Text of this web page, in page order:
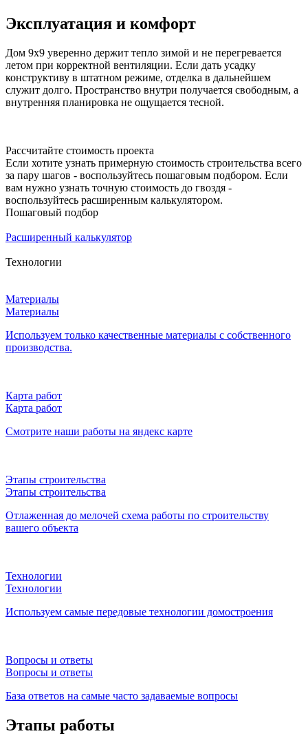
Эксплуатация и комфорт
Дом 9х9 уверенно держит тепло зимой и не перегревается
летом при корректной вентиляции. Если дать усадку
конструктиву в штатном режиме, отделка в дальнейшем
служит долго. Пространство внутри получается свободным, а
внутренняя планировка не ощущается тесной.
Рассчитайте стоимость проекта
Если хотите узнать примерную стоимость строительства всего
за пару шагов - воспользуйтесь пошаговым подбором. Если
вам нужно узнать точную стоимость до гвоздя -
воспользуйтесь расширенным калькулятором.
Пошаговый подбор
Расширенный калькулятор
Технологии
Материалы
Материалы
Используем только качественные материалы с собственного
производства.
Карта работ
Карта работ
Смотрите наши работы на яндекс карте
Этапы строительства
Этапы строительства
Отлаженная до мелочей схема работы по строительству
вашего объекта
Технологии
Технологии
Используем самые передовые технологии домостроения
Вопросы и ответы
Вопросы и ответы
База ответов на самые часто задаваемые вопросы
Этапы работы